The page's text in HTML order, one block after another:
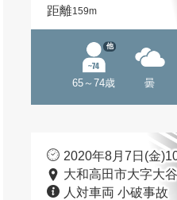
距離159m
65～74歳
他
曇
2020年8月7日(金
大和高田市大字大
人対車両 小破事故